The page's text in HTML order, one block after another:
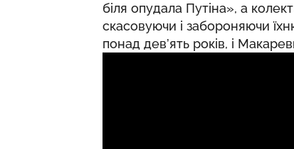
біля опудала Путіна», а
скасовуючи і забороняючи
понад дев’ять років, і